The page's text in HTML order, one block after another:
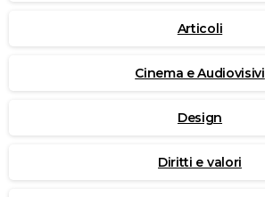
Articoli
Cinema e Audiovisivi
Design
Diritti e valori